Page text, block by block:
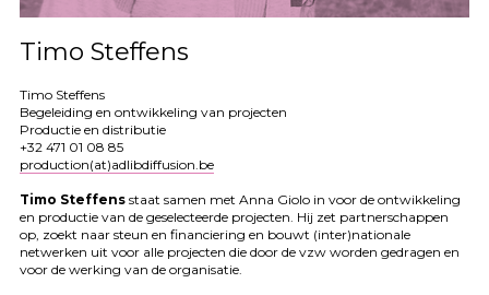
Timo Steffens
Timo Steffens
Begeleiding en ontwikkeling van projecten
Productie en distributie
+32 471 01 08 85
production(at)adlibdiffusion.be
Timo Steffensstaat samen met Anna Giolo in voor de ontwikkeling
en productie van de geselecteerde projecten. Hij zet partnerschappen
op, zoekt naar steun en financiering en bouwt (inter)nationale
netwerken uit voor alle projecten die door de vzw worden gedragen en
voor de werking van de organisatie.